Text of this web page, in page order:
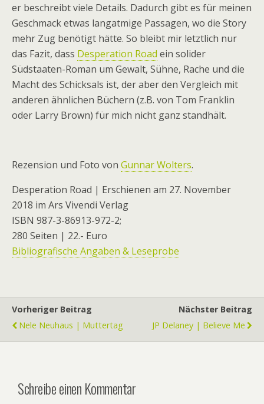
er beschreibt viele Details. Dadurch gibt es für meinen
Geschmack etwas langatmige Passagen, wo die Story
mehr Zug benötigt hätte. So bleibt mir letztlich nur
das Fazit, dass Desperation Road ein solider
Südstaaten-Roman um Gewalt, Sühne, Rache und die
Macht des Schicksals ist, der aber den Vergleich mit
anderen ähnlichen Büchern (z.B. von Tom Franklin
oder Larry Brown) für mich nicht ganz standhält.
Rezension und Foto von Gunnar Wolters.
Desperation Road | Erschienen am 27. November
2018 im Ars Vivendi Verlag
ISBN 987-3-86913-972-2;
280 Seiten | 22.- Euro
Bibliografische Angaben & Leseprobe
Vorheriger Beitrag
Nele Neuhaus | Muttertag
Nächster Beitrag
JP Delaney | Believe Me
Schreibe einen Kommentar